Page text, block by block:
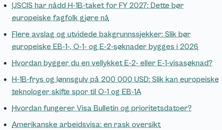
USCIS har nådd H-1B-taket for FY 2027: Dette bør
europeiske fagfolk gjøre nå
Flere avslag og utvidede bakgrunnssjekker: Slik bør
europeiske EB-1-, O-1- og E-2-søknader bygges i 2026
Hvordan bygger du en vellykket E-2- eller E-1-visasøknad?
H-1B-frys og lønnsgulv på 200 000 USD: Slik kan europeiske
teknologer skifte spor til O-1 og EB-1A
Hvordan fungerer Visa Bulletin og prioritetsdatoer?
Amerikanske arbeidsvisa: en rask oversikt